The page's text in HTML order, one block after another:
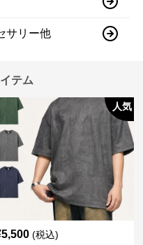
サリー他
テム
人気
5,500 (税込)